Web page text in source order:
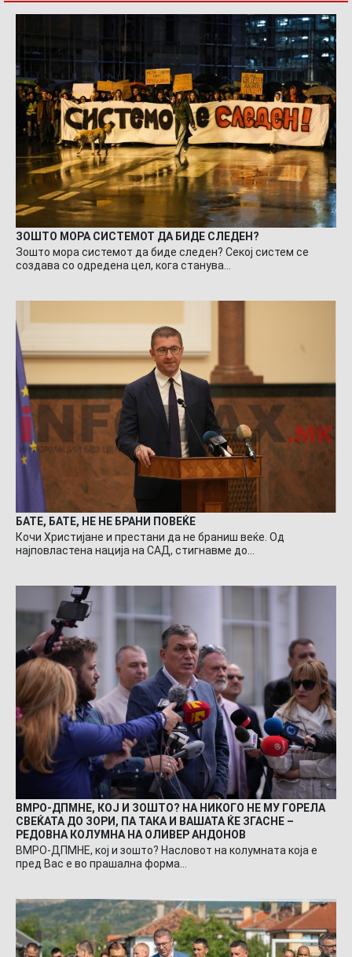
ЗОШТО МОРА СИСТЕМОТ ДА БИДЕ СЛЕДЕН?
Зошто мора системот да биде следен? Секој систем се
создава со одредена цел, кога станува…
БАТЕ, БАТЕ, НЕ НЕ БРАНИ ПОВЕЌЕ
Кочи Христијане и престани да не браниш веќе. Од
најповластена нација на САД, стигнавме до…
ВМРО-ДПМНЕ, КОЈ И ЗОШТО? НА НИКОГО НЕ МУ ГОРЕЛА
СВЕЌАТА ДО ЗОРИ, ПА ТАКА И ВАШАТА ЌЕ ЗГАСНЕ –
РЕДОВНА КОЛУМНА НА ОЛИВЕР АНДОНОВ
ВМРО-ДПМНЕ, кој и зошто? Насловот на колумната која е
пред Вас е во прашална форма…